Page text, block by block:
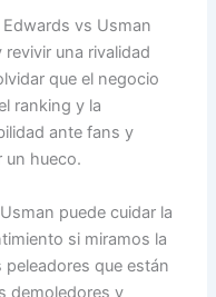
vs Usman
revivir una rivalidad
que el negocio
ranking y la
ante fans y
un hueco.
puede cuidar la
si miramos la
que están
demoledores y